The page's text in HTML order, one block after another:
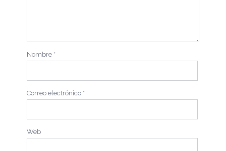
Nombre *
Correo electrónico *
Web